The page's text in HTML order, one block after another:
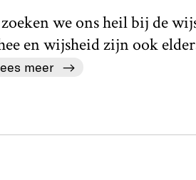
we ons heil bij de
en wijsheid zijn ook
meer